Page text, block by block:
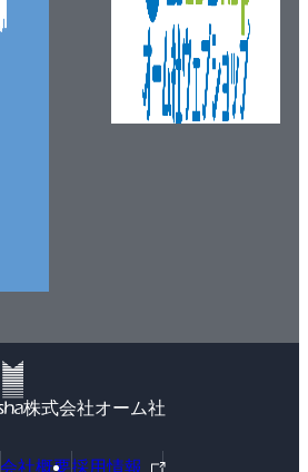
株式会社オーム社
会社概要採用情報 外